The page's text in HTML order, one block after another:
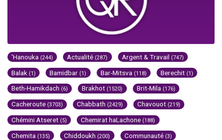
'Hanouka (244) Actualité (287) Argent & Travail (747)
Balak (1) Bamidbar (1) Bar-Mitsva (118) Berechit (1)
Beth-Hamikdach (6) Brakhot (1520) Brit-Mila (176)
Cacheroute (3703) Chabbath (2429) Chavouot (219)
Chémini Atseret (5) Chemirat haLachone (188)
Chemita (135) Chiddoukh (200) Communauté (3)